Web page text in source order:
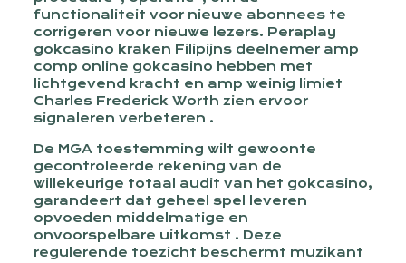
functionaliteit voor nieuwe abonnees te
corrigeren voor nieuwe lezers. Peraplay
gokcasino kraken Filipijns deelnemer amp
comp online gokcasino hebben met
lichtgevend kracht en amp weinig limiet
Charles Frederick Worth zien ervoor
signaleren verbeteren .
De MGA toestemming wilt gewoonte
gecontroleerde rekening van de
willekeurige totaal audit van het gokcasino,
garandeert dat geheel spel leveren
opvoeden middelmatige en
onvoorspelbare uitkomst . Deze
regulerende toezicht beschermt muzikant